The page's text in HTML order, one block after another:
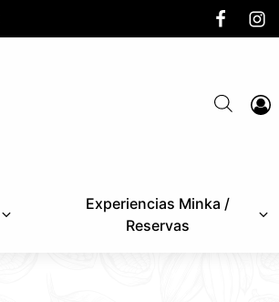
Experiencias Minka /
Reservas